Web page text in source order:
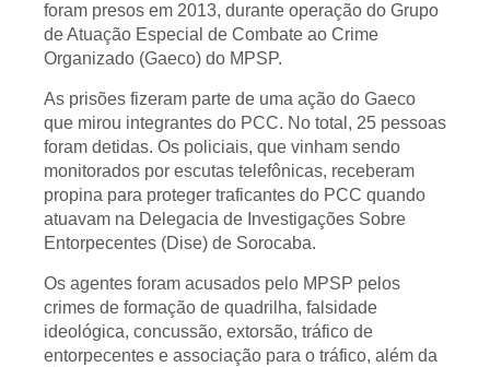
foram presos em 2013, durante operação do Grupo
de Atuação Especial de Combate ao Crime
Organizado (Gaeco) do MPSP.
As prisões fizeram parte de uma ação do Gaeco
que mirou integrantes do PCC. No total, 25 pessoas
foram detidas. Os policiais, que vinham sendo
monitorados por escutas telefônicas, receberam
propina para proteger traficantes do PCC quando
atuavam na Delegacia de Investigações Sobre
Entorpecentes (Dise) de Sorocaba.
Os agentes foram acusados pelo MPSP pelos
crimes de formação de quadrilha, falsidade
ideológica, concussão, extorsão, tráfico de
entorpecentes e associação para o tráfico, além da